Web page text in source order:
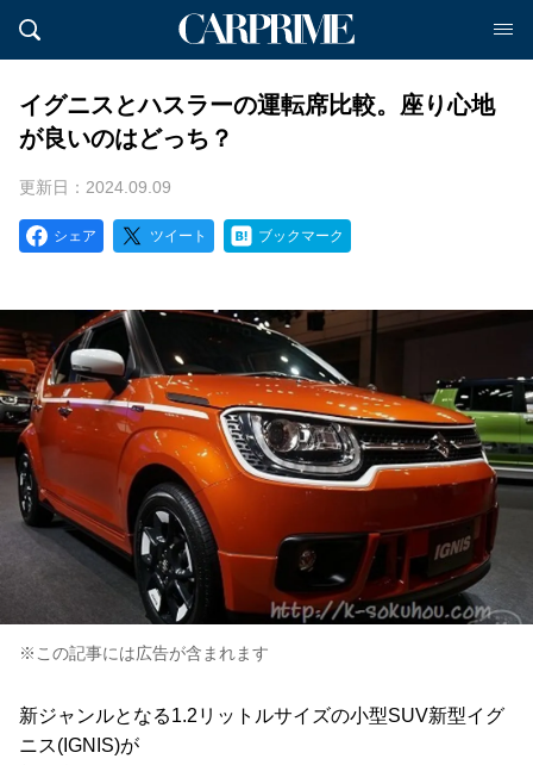
イグニスとハスラーの運転席比較。座り心地
が良いのはどっち？
更新日：2024.09.09
シェア ツイート ブックマーク
※この記事には広告が含まれます
新ジャンルとなる1.2リットルサイズの小型SUV新型イグ
ニス(IGNIS)が